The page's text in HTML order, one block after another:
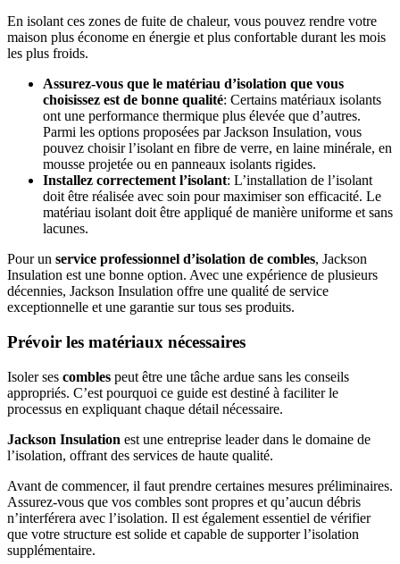
En isolant ces zones de fuite de chaleur, vous pouvez rendre votre
maison plus économe en énergie et plus confortable durant les mois
les plus froids.
Assurez-vous que le matériau d’isolation que vous
choisissez est de bonne qualité: Certains matériaux isolants
ont une performance thermique plus élevée que d’autres.
Parmi les options proposées par Jackson Insulation, vous
pouvez choisir l’isolant en fibre de verre, en laine minérale, en
mousse projetée ou en panneaux isolants rigides.
Installez correctement l’isolant: L’installation de l’isolant
doit être réalisée avec soin pour maximiser son efficacité. Le
matériau isolant doit être appliqué de manière uniforme et sans
lacunes.
Pour un service professionnel d’isolation de combles, Jackson
Insulation est une bonne option. Avec une expérience de plusieurs
décennies, Jackson Insulation offre une qualité de service
exceptionnelle et une garantie sur tous ses produits.
Prévoir les matériaux nécessaires
Isoler ses combles peut être une tâche ardue sans les conseils
appropriés. C’est pourquoi ce guide est destiné à faciliter le
processus en expliquant chaque détail nécessaire.
Jackson Insulation est une entreprise leader dans le domaine de
l’isolation, offrant des services de haute qualité.
Avant de commencer, il faut prendre certaines mesures préliminaires.
Assurez-vous que vos combles sont propres et qu’aucun débris
n’interférera avec l’isolation. Il est également essentiel de vérifier
que votre structure est solide et capable de supporter l’isolation
supplémentaire.